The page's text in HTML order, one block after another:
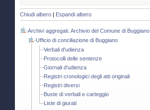
Chiudi albero Espandi albero
Archivi aggregati. Archivio del Comune di Buggiano
Ufficio di conciliazione di Buggiano
Verbali d'udienza
Protocolli delle sentenze
Giornali d'udienza
Registri cronologici degli atti originali
Registri diversi
Buste di verbali e carteggio
Liste di giurati